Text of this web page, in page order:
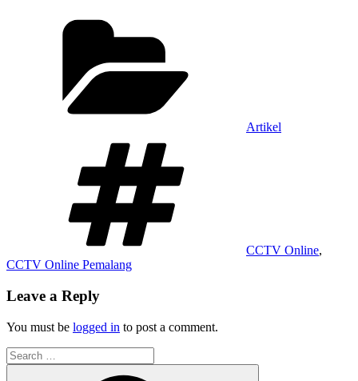
Artikel
CCTV Online,
CCTV Online Pemalang
Leave a Reply
You must be logged in to post a comment.
Search
for: